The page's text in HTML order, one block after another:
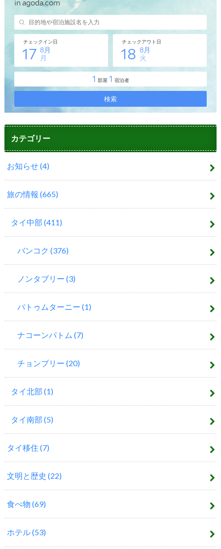
カテゴリー
お知らせ(4)
旅の情報 (665)
タイ中部 (411)
バンコク (376)
ノンタブリー (3)
パトゥムターニー (1)
ナコーンパトム (7)
チョンブリー (20)
タイ北部 (1)
タイ南部 (5)
タイ移住 (7)
文明と歴史 (22)
食べ物 (69)
ホテル(53)